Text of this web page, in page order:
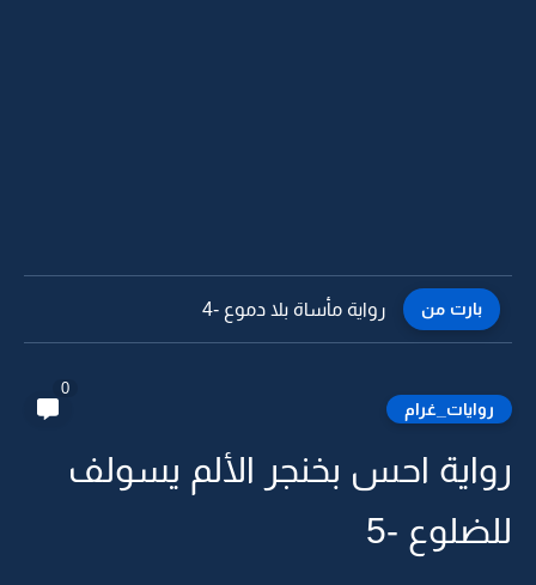
بارت من رواية مأساة بلا دموع -3
روايات_غرام
0
رواية احس بخنجر الألم يسولف
للضلوع -5